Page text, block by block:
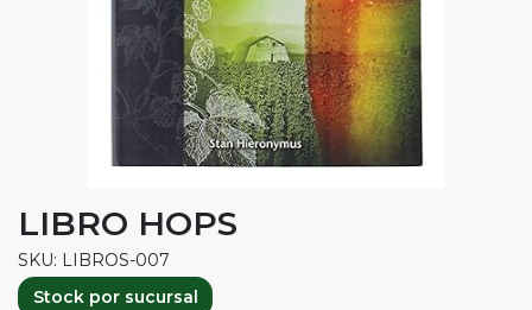
LIBRO HOPS
SKU: LIBROS-007
Stock por sucursal